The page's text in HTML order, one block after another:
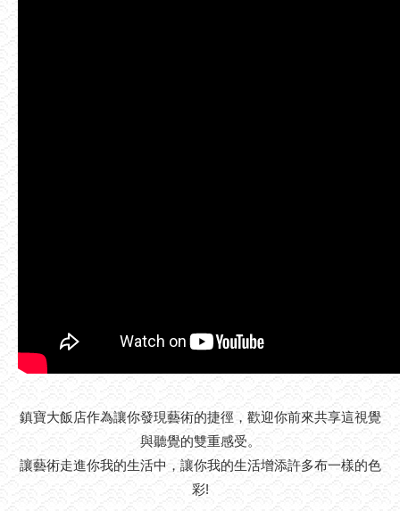
鎮寶大飯店作為讓你發現藝術的捷徑，歡迎你前來共享這視覺
與聽覺的雙重感受。
讓藝術走進你我的生活中，讓你我的生活增添許多布一樣的色
彩!